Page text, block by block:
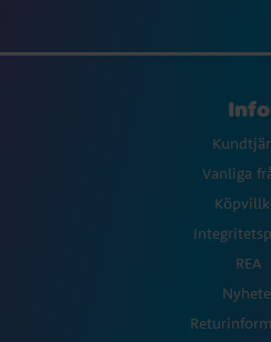
Info
Vanliga
REA